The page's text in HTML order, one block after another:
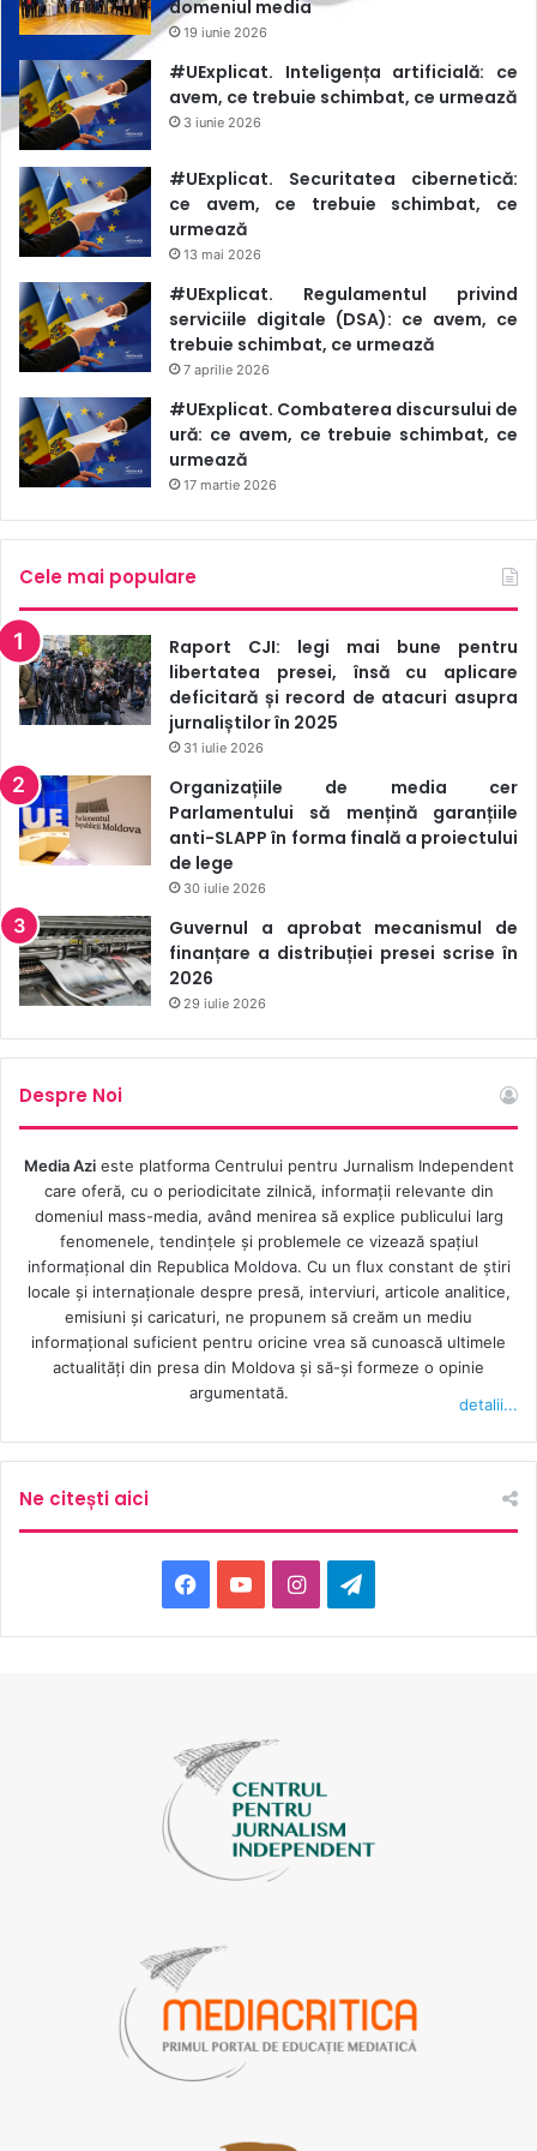
domeniul media
19 iunie 2026
#UExplicat. Inteligența artificială: ce
avem, ce trebuie schimbat, ce urmează
3 iunie 2026
#UExplicat. Securitatea cibernetică:
ce avem, ce trebuie schimbat, ce
urmează
13 mai 2026
#UExplicat. Regulamentul privind
serviciile digitale (DSA): ce avem, ce
trebuie schimbat, ce urmează
7 aprilie 2026
#UExplicat. Combaterea discursului de
ură: ce avem, ce trebuie schimbat, ce
urmează
17 martie 2026
Cele mai populare
Raport CJI: legi mai bune pentru
libertatea presei, însă cu aplicare
deficitară și record de atacuri asupra
jurnaliștilor în 2025
31 iulie 2026
Organizațiile de media cer
Parlamentului să mențină garanțiile
anti-SLAPP în forma finală a proiectului
de lege
30 iulie 2026
Guvernul a aprobat mecanismul de
finanțare a distribuției presei scrise în
2026
29 iulie 2026
Despre Noi
Media Azieste platforma Centrului pentru Jurnalism Independent
care oferă, cu o periodicitate zilnică, informații relevante din
domeniul mass-media, având menirea să explice publicului larg
fenomenele, tendințele și problemele ce vizează spațiul
informațional din Republica Moldova. Cu un flux constant de ştiri
locale şi internaţionale despre presă, interviuri, articole analitice,
emisiuni și caricaturi, ne propunem să creăm un mediu
informaţional suficient pentru oricine vrea să cunoască ultimele
actualităţi din presa din Moldova şi să-şi formeze o opinie
argumentată.
detalii...
Ne citești aici
Facebook
YouTubeInstagramTelegram